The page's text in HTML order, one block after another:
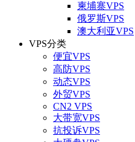
柬埔寨VPS
俄罗斯VPS
澳大利亚VPS
VPS分类
便宜VPS
高防VPS
动态VPS
外贸VPS
CN2 VPS
大带宽VPS
抗投诉VPS